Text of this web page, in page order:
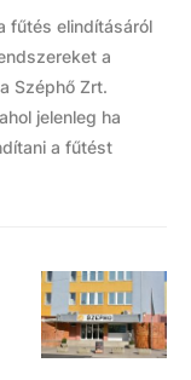
fűtés elindításáról
a
Széphő Zrt.
jelenleg ha
a fűtést